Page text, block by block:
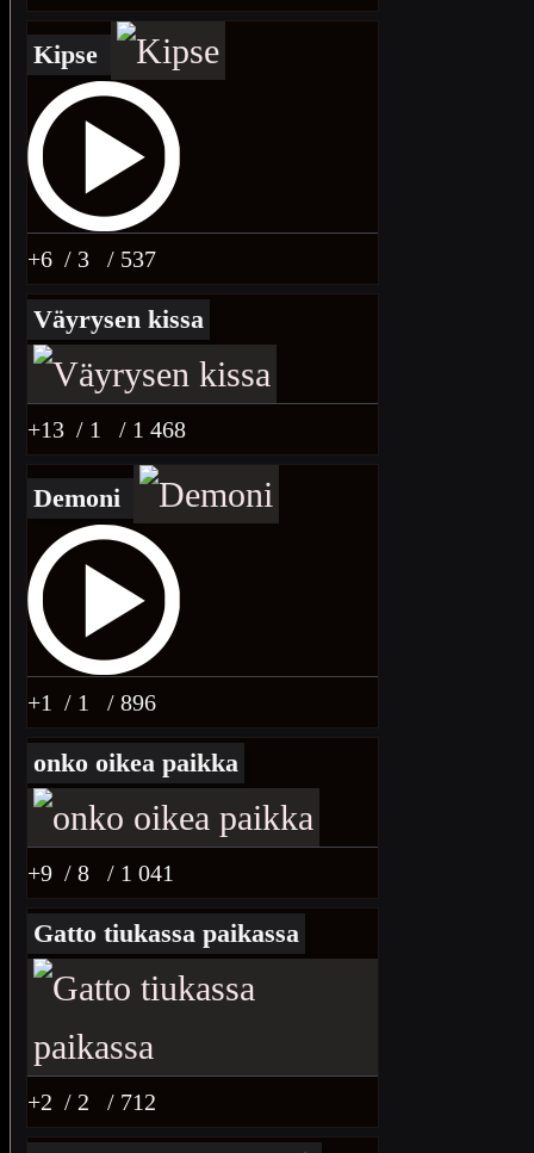
Kipse
+6 / 3 / 537
Väyrysen kissa
+13 / 1 / 1 468
Demoni
+1 / 1 / 896
onko oikea paikka
+9 / 8 / 1 041
Gatto tiukassa paikassa
+2 / 2 / 712